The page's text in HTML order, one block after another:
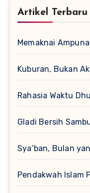
Artikel Terbaru
Memaknai
Kuburan, Bukan
Rahasia Waktu
Gladi Bersih
Sya’ban, Bulan
Pendakwah Islam